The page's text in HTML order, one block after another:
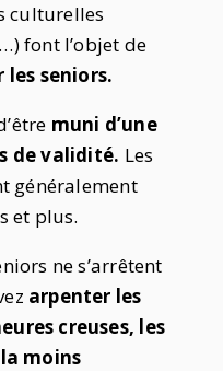
culturelles
font l’objet de
seniors.
muni d’une
de validité. Les
généralement
et plus.
ne s’arrêtent
arpenter les
creuses, les
moins